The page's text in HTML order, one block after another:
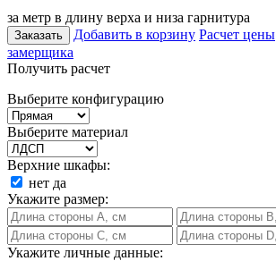
за метр в длину верха и низа гарнитура
Заказать Добавить в корзину Расчет цены
замерщика
Получить расчет
Выберите конфигурацию
Выберите материал
Верхние шкафы:
нет да
Укажите размер:
Укажите личные данные: